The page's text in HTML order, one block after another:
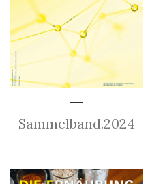
Sammelband.2024